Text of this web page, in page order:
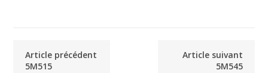
Article précédent
5M515
Article suivant
5M545